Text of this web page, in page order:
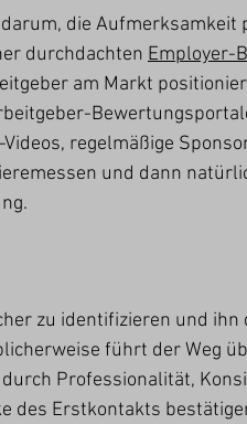
die Aufmerksamkeit
durchdachten Employer-
am Markt
regelmäßige
und dann
zu identifizieren und ihn
führt der Weg
Professionalität,
des Erstkontakts